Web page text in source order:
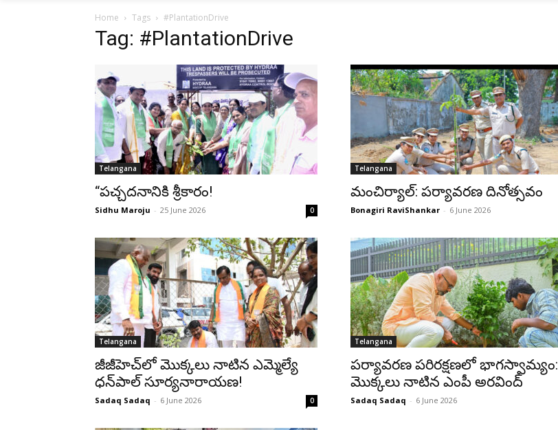
Home Tags #PlantationDrive
Tag: #PlantationDrive
Telangana
“పచ్చదనానికి శ్రీకారం!
Sidhu Maroju - 25 June 2026 0
Telangana
మంచిర్యాల్: పర్యావరణ దినోత్సవం
Bonagiri RaviShankar - 6 June 2026
Telangana
జీజీహెచ్‌లో మొక్కలు నాటిన ఎమ్మెల్యే
ధన్‌పాల్ సూర్యనారాయణ!
Sadaq Sadaq - 6 June 2026 0
Telangana
పర్యావరణ పరిరక్షణలో భాగస్వామ్యం:
మొక్కలు నాటిన ఎంపీ అరవింద్
Sadaq Sadaq - 6 June 2026